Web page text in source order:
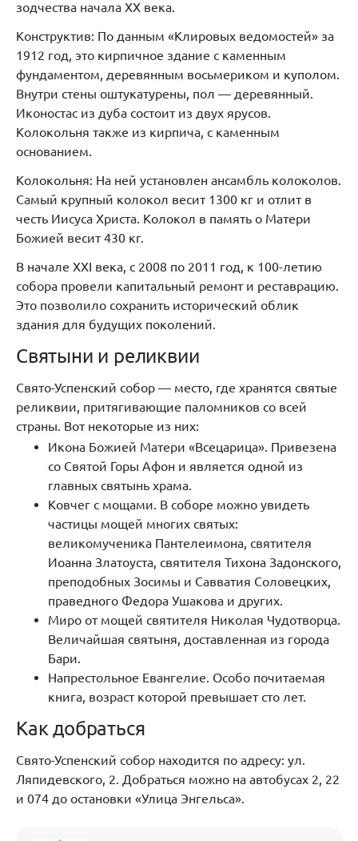
зодчества начала XX века.
Конструктив: По данным «Клировых ведомостей» за
1912 год, это кирпичное здание с каменным
фундаментом, деревянным восьмериком и куполом.
Внутри стены оштукатурены, пол — деревянный.
Иконостас из дуба состоит из двух ярусов.
Колокольня также из кирпича, с каменным
основанием.
Колокольня: На ней установлен ансамбль колоколов.
Самый крупный колокол весит 1300 кг и отлит в
честь Иисуса Христа. Колокол в память о Матери
Божией весит 430 кг.
В начале XXI века, с 2008 по 2011 год, к 100-летию
собора провели капитальный ремонт и реставрацию.
Это позволило сохранить исторический облик
здания для будущих поколений.
Святыни и реликвии
Свято-Успенский собор — место, где хранятся святые
реликвии, притягивающие паломников со всей
страны. Вот некоторые из них:
Икона Божией Матери «Всецарица». Привезена
со Святой Горы Афон и является одной из
главных святынь храма.
Ковчег с мощами. В соборе можно увидеть
частицы мощей многих святых:
великомученика Пантелеимона, святителя
Иоанна Златоуста, святителя Тихона Задонского,
преподобных Зосимы и Савватия Соловецких,
праведного Федора Ушакова и других.
Миро от мощей святителя Николая Чудотворца.
Величайшая святыня, доставленная из города
Бари.
Напрестольное Евангелие. Особо почитаемая
книга, возраст которой превышает сто лет.
Как добраться
Свято-Успенский собор находится по адресу: ул.
Ляпидевского, 2. Добраться можно на автобусах 2, 22
и 074 до остановки «Улица Энгельса».